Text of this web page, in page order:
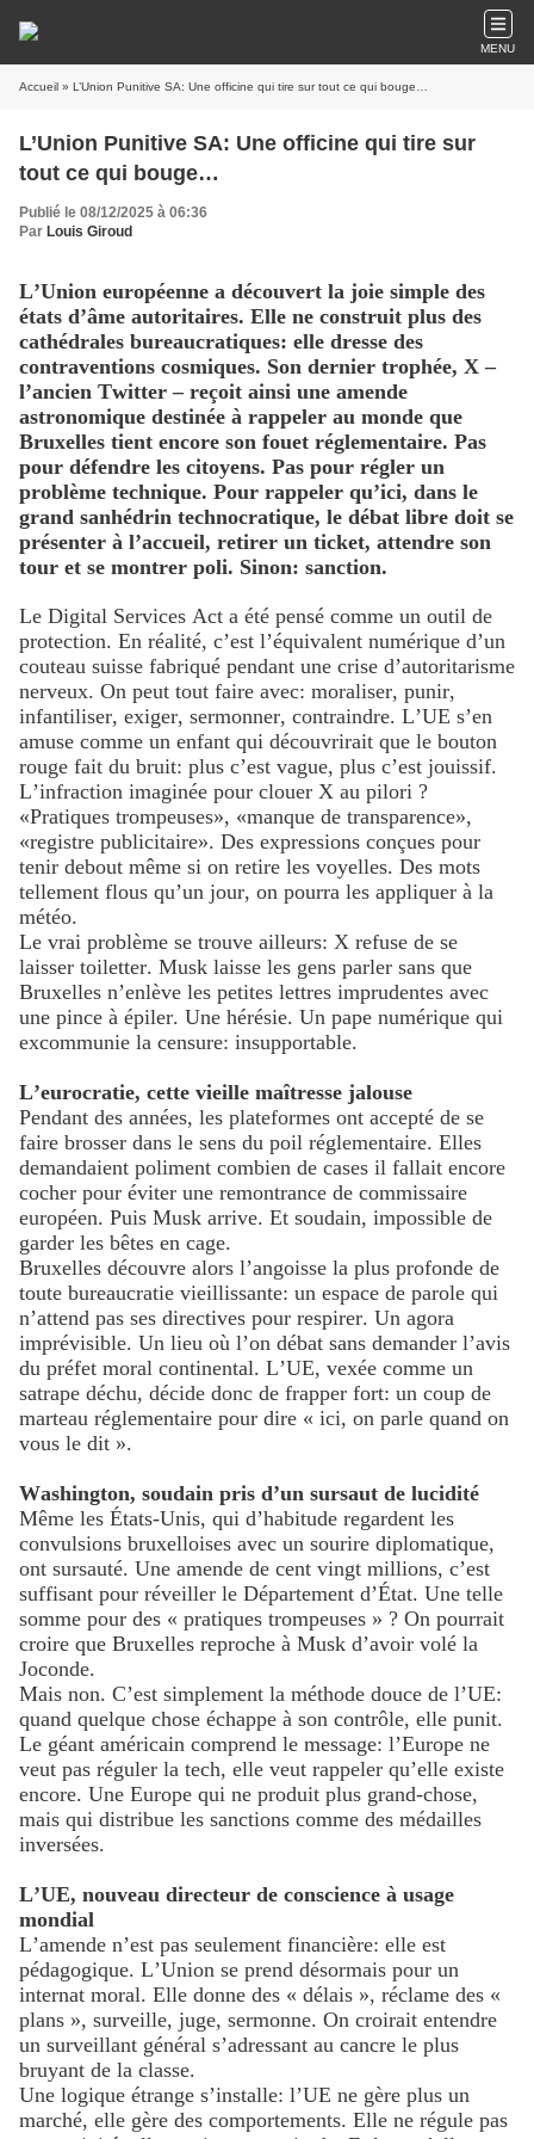
MENU
Accueil » L’Union Punitive SA: Une officine qui tire sur tout ce qui bouge…
L’Union Punitive SA: Une officine qui tire sur
tout ce qui bouge…
Publié le 08/12/2025 à 06:36
Par Louis Giroud
L’Union européenne a découvert la joie simple des
états d’âme autoritaires. Elle ne construit plus des
cathédrales bureaucratiques: elle dresse des
contraventions cosmiques. Son dernier trophée, X –
l’ancien Twitter – reçoit ainsi une amende
astronomique destinée à rappeler au monde que
Bruxelles tient encore son fouet réglementaire. Pas
pour défendre les citoyens. Pas pour régler un
problème technique. Pour rappeler qu’ici, dans le
grand sanhédrin technocratique, le débat libre doit se
présenter à l’accueil, retirer un ticket, attendre son
tour et se montrer poli. Sinon: sanction.
Le Digital Services Act a été pensé comme un outil de
protection. En réalité, c’est l’équivalent numérique d’un
couteau suisse fabriqué pendant une crise d’autoritarisme
nerveux. On peut tout faire avec: moraliser, punir,
infantiliser, exiger, sermonner, contraindre. L’UE s’en
amuse comme un enfant qui découvrirait que le bouton
rouge fait du bruit: plus c’est vague, plus c’est jouissif.
L’infraction imaginée pour clouer X au pilori ?
«Pratiques trompeuses», «manque de transparence»,
«registre publicitaire». Des expressions conçues pour
tenir debout même si on retire les voyelles. Des mots
tellement flous qu’un jour, on pourra les appliquer à la
météo.
Le vrai problème se trouve ailleurs: X refuse de se
laisser toiletter. Musk laisse les gens parler sans que
Bruxelles n’enlève les petites lettres imprudentes avec
une pince à épiler. Une hérésie. Un pape numérique qui
excommunie la censure: insupportable.
L’eurocratie, cette vieille maîtresse jalouse
Pendant des années, les plateformes ont accepté de se
faire brosser dans le sens du poil réglementaire. Elles
demandaient poliment combien de cases il fallait encore
cocher pour éviter une remontrance de commissaire
européen. Puis Musk arrive. Et soudain, impossible de
garder les bêtes en cage.
Bruxelles découvre alors l’angoisse la plus profonde de
toute bureaucratie vieillissante: un espace de parole qui
n’attend pas ses directives pour respirer. Un agora
imprévisible. Un lieu où l’on débat sans demander l’avis
du préfet moral continental. L’UE, vexée comme un
satrape déchu, décide donc de frapper fort: un coup de
marteau réglementaire pour dire « ici, on parle quand on
vous le dit ».
Washington, soudain pris d’un sursaut de lucidité
Même les États-Unis, qui d’habitude regardent les
convulsions bruxelloises avec un sourire diplomatique,
ont sursauté. Une amende de cent vingt millions, c’est
suffisant pour réveiller le Département d’État. Une telle
somme pour des « pratiques trompeuses » ? On pourrait
croire que Bruxelles reproche à Musk d’avoir volé la
Joconde.
Mais non. C’est simplement la méthode douce de l’UE:
quand quelque chose échappe à son contrôle, elle punit.
Le géant américain comprend le message: l’Europe ne
veut pas réguler la tech, elle veut rappeler qu’elle existe
encore. Une Europe qui ne produit plus grand-chose,
mais qui distribue les sanctions comme des médailles
inversées.
L’UE, nouveau directeur de conscience à usage
mondial
L’amende n’est pas seulement financière: elle est
pédagogique. L’Union se prend désormais pour un
internat moral. Elle donne des « délais », réclame des «
plans », surveille, juge, sermonne. On croirait entendre
un surveillant général s’adressant au cancre le plus
bruyant de la classe.
Une logique étrange s’installe: l’UE ne gère plus un
marché, elle gère des comportements. Elle ne régule pas